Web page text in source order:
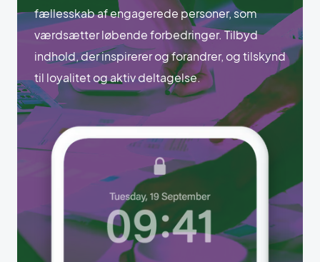
fællesskab af engagerede personer, som
værdsætter løbende forbedringer. Tilbyd
indhold, der inspirerer og forandrer, og tilskynd
til loyalitet og aktiv deltagelse.